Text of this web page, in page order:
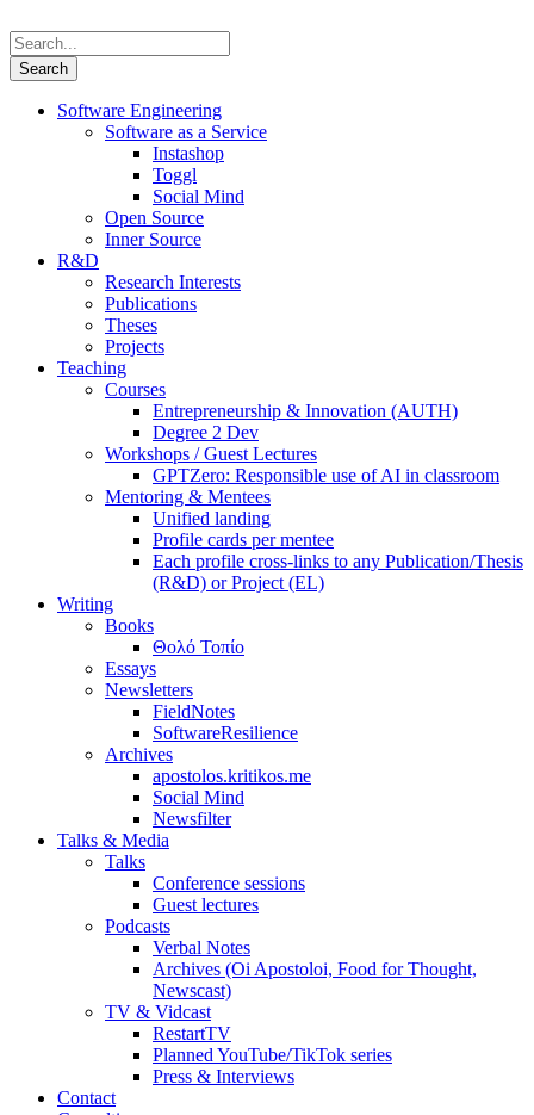
Software Engineering
Software as a Service
Instashop
Toggl
Social Mind
Open Source
Inner Source
R&D
Research Interests
Publications
Theses
Projects
Teaching
Courses
Entrepreneurship & Innovation (AUTH)
Degree 2 Dev
Workshops / Guest Lectures
GPTZero: Responsible use of AI in classroom
Mentoring & Mentees
Unified landing
Profile cards per mentee
Each profile cross-links to any Publication/Thesis
(R&D) or Project (EL)
Writing
Books
Θολό Τοπίο
Essays
Newsletters
FieldNotes
SoftwareResilience
Archives
apostolos.kritikos.me
Social Mind
Newsfilter
Talks & Media
Talks
Conference sessions
Guest lectures
Podcasts
Verbal Notes
Archives (Oi Apostoloi, Food for Thought,
Newscast)
TV & Vidcast
RestartTV
Planned YouTube/TikTok series
Press & Interviews
Contact